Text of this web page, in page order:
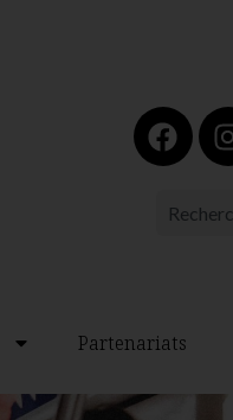
Partenariats